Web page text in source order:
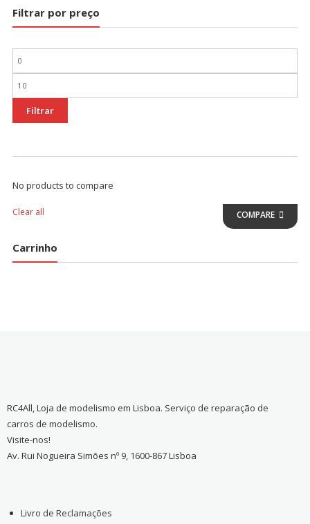
Filtrar por preço
Preço
mínimo
Preço
máximo
Filtrar
No products to compare
Clear all COMPARE
Carrinho
RC4All, Loja de modelismo em Lisboa. Serviço de reparação de
carros de modelismo.
Visite-nos!
Av. Rui Nogueira Simões nº 9, 1600-867 Lisboa
Livro de Reclamações